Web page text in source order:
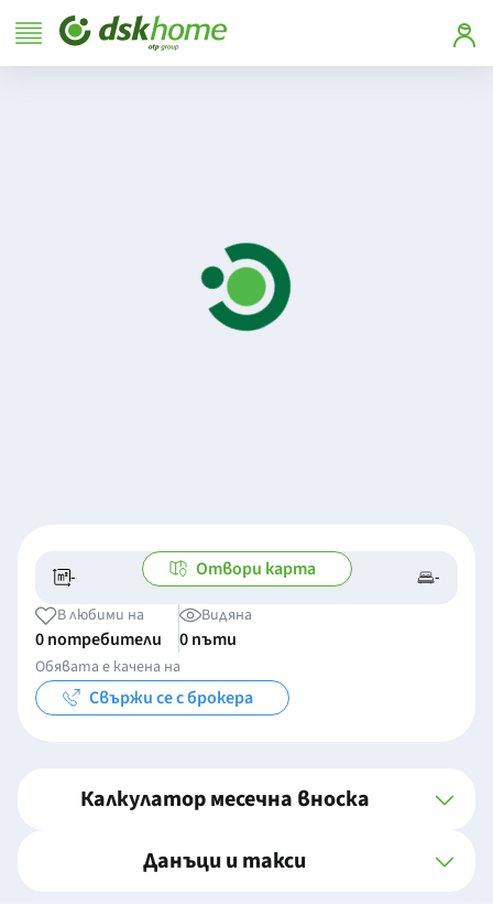
- -/- -
Отвори карта
В любими на
0 потребители
Видяна
0 пъти
Обявата е качена на
Свържи се с брокера
Калкулатор месечна вноска
Данъци и такси